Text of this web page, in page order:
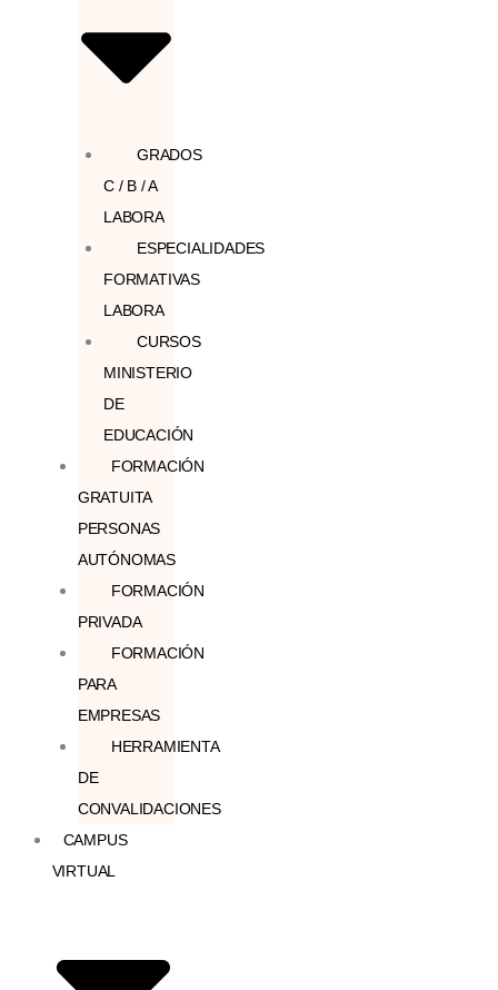
GRADOS
C / B / A
LABORA
ESPECIALIDADES
FORMATIVAS
LABORA
CURSOS
MINISTERIO
DE
EDUCACIÓN
FORMACIÓN
GRATUITA
PERSONAS
AUTÓNOMAS
FORMACIÓN
PRIVADA
FORMACIÓN
PARA
EMPRESAS
HERRAMIENTA
DE
CONVALIDACIONES
CAMPUS
VIRTUAL